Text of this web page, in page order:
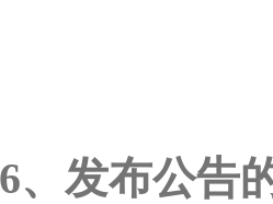
6、发布公告